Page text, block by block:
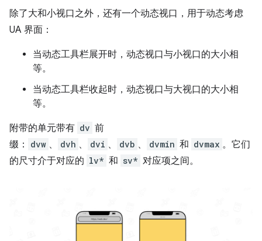
除了大和小视口之外，还有一个动态视口，用于动态考虑
UA 界面：
当动态工具栏展开时，动态视口与小视口的大小相
等。
当动态工具栏收起时，动态视口与大视口的大小相
等。
附带的单元带有 dv 前
缀：
dvw 、 dvh 、 dvi 、 dvb 、 dvmin 和 dvmax 。它们
的尺寸介于对应的 lv* 和 sv* 对应项之间。